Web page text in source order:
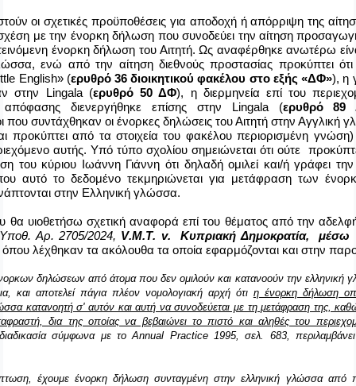
οι σχετικές προϋποθέσεις για αποδοχή ή απόρριψη της
με την ένορκη δήλωση που συνοδεύει την αίτηση
ένορκη δήλωση του Αιτητή. Ως αναφέρθηκε ανωτέρω
ενώ από την αίτηση διεθνούς προστασίας προκύπτει ότι
English» (ερυθρό 36 διοικητικού φακέλου στο εξής «ΔΦ»), η
στην Lingala (ερυθρό 50 ΔΦ), η διερμηνεία επί του
διενεργήθηκε επίσης στην Lingala (ερυθρό 89
που συντάχθηκαν οι ένορκες δηλώσεις του Αιτητή στην Αγγλική
προκύπτει από τα στοιχεία του φακέλου περιορισμένη
αυτής. Υπό τύπο σχολίου σημειώνεται ότι ούτε
του κύριου Ιωάννη Γιάννη ότι δηλαδή ομιλεί και/ή γράφει
αυτό το δεδομένο τεκμηριώνεται για μετάφραση των
στην Ελληνική γλώσσα.
θα υιοθετήσω σχετική αναφορά επί του θέματος από την
Υποθ. Αρ. 2705/2024, V.M.T. v. Κυπριακή Δημοκρατία, μέσω
λέχθηκαν τα ακόλουθα τα οποία εφαρμόζονται και στην
δηλώσεων από άτομα που δεν ομιλούν και κατανοούν την ελληνική
και αποτελεί πάγια πλέον νομολογιακή αρχή ότι η ένορκη δήλωση
κατανοητή σ' αυτόν και αυτή να συνοδεύεται με τη μετάφραση της,
δια της οποίας να βεβαιώνει το πιστό και αληθές του
σύμφωνα με το Annual Practice 1995, σελ. 683,
έχουμε ένορκη δήλωση συνταγμένη στην ελληνική γλώσσα